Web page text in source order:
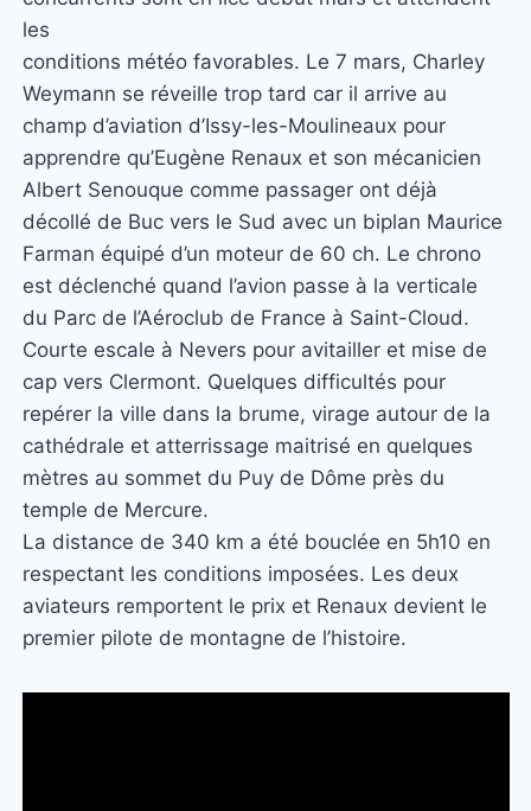
les
conditions météo favorables. Le 7 mars, Charley
Weymann se réveille trop tard car il arrive au
champ d’aviation d’Issy-les-Moulineaux pour
apprendre qu’Eugène Renaux et son mécanicien
Albert Senouque comme passager ont déjà
décollé de Buc vers le Sud avec un biplan Maurice
Farman équipé d’un moteur de 60 ch. Le chrono
est déclenché quand l’avion passe à la verticale
du Parc de l’Aéroclub de France à Saint-Cloud.
Courte escale à Nevers pour avitailler et mise de
cap vers Clermont. Quelques difficultés pour
repérer la ville dans la brume, virage autour de la
cathédrale et atterrissage maitrisé en quelques
mètres au sommet du Puy de Dôme près du
temple de Mercure.
La distance de 340 km a été bouclée en 5h10 en
respectant les conditions imposées. Les deux
aviateurs remportent le prix et Renaux devient le
premier pilote de montagne de l’histoire.